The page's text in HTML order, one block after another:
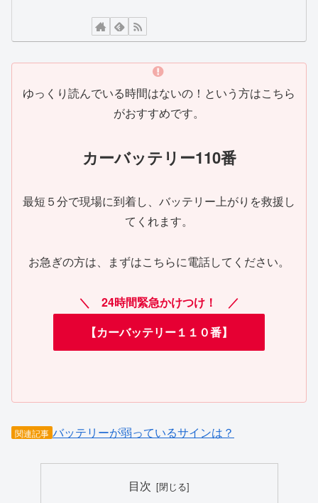
ゆっくり読んでいる時間はないの！という方はこちら
がおすすめです。
カーバッテリー110番
最短５分で現場に到着し、バッテリー上がりを救援し
てくれます。
お急ぎの方は、まずはこちらに電話してください。
＼ 24時間緊急かけつけ！ ／
【カーバッテリー１１０番】
関連記事 バッテリーが弱っているサインは？
目次